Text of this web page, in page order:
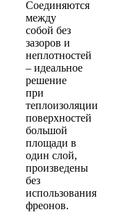
Соединяются
между
собой без
зазоров и
неплотностей
– идеальное
решение
при
теплоизоляции
поверхностей
большой
площади в
один слой,
произведены
без
использования
фреонов.